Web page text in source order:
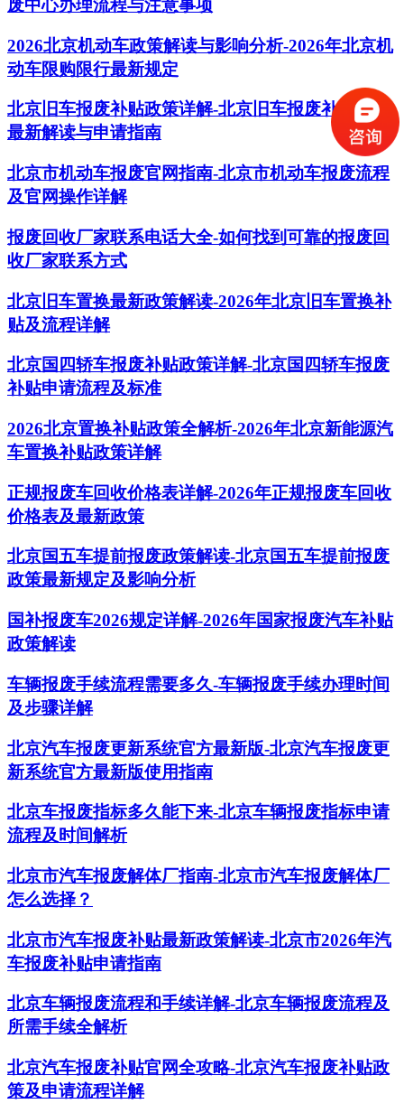
废中心办理流程与注意事项
2026北京机动车政策解读与影响分析-2026年北京机
动车限购限行最新规定
北京旧车报废补贴政策详解-北京旧车报废补贴政策
最新解读与申请指南
北京市机动车报废官网指南-北京市机动车报废流程
及官网操作详解
报废回收厂家联系电话大全-如何找到可靠的报废回
收厂家联系方式
北京旧车置换最新政策解读-2026年北京旧车置换补
贴及流程详解
北京国四轿车报废补贴政策详解-北京国四轿车报废
补贴申请流程及标准
2026北京置换补贴政策全解析-2026年北京新能源汽
车置换补贴政策详解
正规报废车回收价格表详解-2026年正规报废车回收
价格表及最新政策
北京国五车提前报废政策解读-北京国五车提前报废
政策最新规定及影响分析
国补报废车2026规定详解-2026年国家报废汽车补贴
政策解读
车辆报废手续流程需要多久-车辆报废手续办理时间
及步骤详解
北京汽车报废更新系统官方最新版-北京汽车报废更
新系统官方最新版使用指南
北京车报废指标多久能下来-北京车辆报废指标申请
流程及时间解析
北京市汽车报废解体厂指南-北京市汽车报废解体厂
怎么选择？
北京市汽车报废补贴最新政策解读-北京市2026年汽
车报废补贴申请指南
北京车辆报废流程和手续详解-北京车辆报废流程及
所需手续全解析
北京汽车报废补贴官网全攻略-北京汽车报废补贴政
策及申请流程详解